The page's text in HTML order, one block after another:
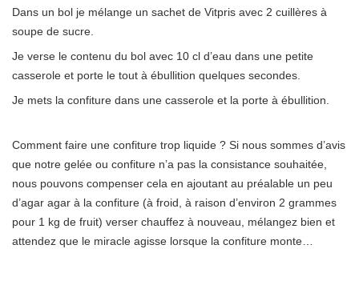
Dans un bol je mélange un sachet de Vitpris avec 2 cuillères à
soupe de sucre.
Je verse le contenu du bol avec 10 cl d’eau dans une petite
casserole et porte le tout à ébullition quelques secondes.
Je mets la confiture dans une casserole et la porte à ébullition.
Comment faire une confiture trop liquide ? Si nous sommes d’avis
que notre gelée ou confiture n’a pas la consistance souhaitée,
nous pouvons compenser cela en ajoutant au préalable un peu
d’agar agar à la confiture (à froid, à raison d’environ 2 grammes
pour 1 kg de fruit) verser chauffez à nouveau, mélangez bien et
attendez que le miracle agisse lorsque la confiture monte…